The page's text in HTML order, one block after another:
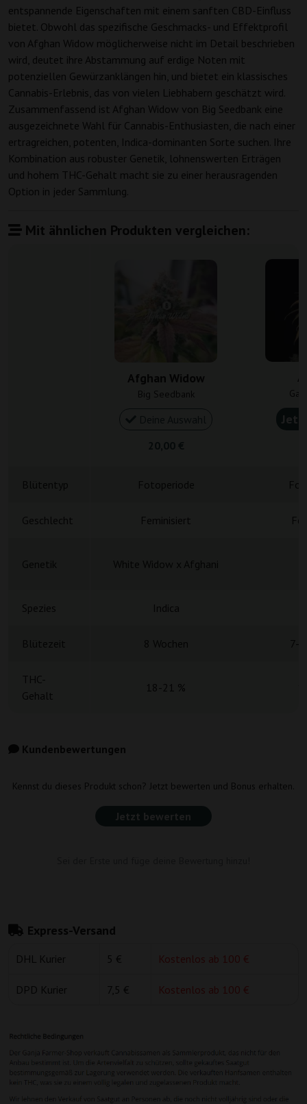
entspannende Eigenschaften mit einem sanften CBD-Einfluss
bietet. Obwohl das spezifische Geschmacks- und Effektprofil
von Afghan Widow möglicherweise nicht im Detail beschrieben
wird, deutet ihre Abstammung auf erdige Noten mit
potenziellen Gewürzanklängen hin, und bietet ein klassisches
Cannabis-Erlebnis, das von vielen Liebhabern geschätzt wird.
Zusammenfassend ist Afghan Widow von Big Seedbank eine
ausgezeichnete Wahl für Cannabis-Enthusiasten, die nach einer
ertragreichen, potenten, Indica-dominanten Sorte suchen. Ihre
Kombination aus robuster Genetik, lohnenswerten Erträgen
und hohem THC-Gehalt macht sie zu einer herausragenden
Option in jeder Sammlung.
Mit ähnlichen Produkten vergleichen:
Afghan Widow
Big Seedbank
Geschlecht Feminisiert
Spezies Indica
THC-
Gehalt
18-21 %
Kundenbewertungen
Kennst du dieses Produkt schon? Jetzt bewerten und Bonus erhalten.
Jetzt bewerten
Express-Versand
DHL Kurier 5 € Kostenlos ab 100 €
DPD Kurier 7,5 € Kostenlos ab 100 €